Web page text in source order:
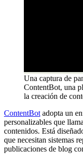
Una captura de
ContentBot, una
la creación de
ContentBot adopta un
personalizables que
contenidos. Está
que necesitan sistemas
publicaciones de blog